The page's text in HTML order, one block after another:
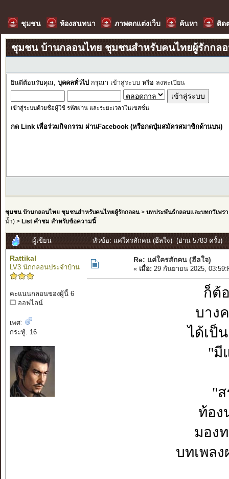
ชุมชน ห้องสนทนา ภาพตกแต่งเว็บ ค้นหา ติด
ชุมชน บ้านกลอนไทย ชุมชนสำหรับคนไทยผู้รักกล
ยินดีต้อนรับคุณ, บุคคลทั่วไป กรุณา เข้าสู่ระบบ หรือ ลงทะเบียน
เข้าสู่ระบบด้วยชื่อผู้ใช้ รหัสผ่าน และระยะเวลาในเซสชั่น
กด Link เพื่อร่วมกิจกรรม ผ่านFacebook (หรือกดปุ่มสมัครสมาชิกด้านบน)
ชุมชน บ้านกลอนไทย ชุมชนสำหรับคนไทยผู้รักกลอน> บทประพันธ์กลอนและบทกวีเพรา
น้ำ) > List คำชม สำหรับข้อความนี้
ผู้เขียน หัวข้อ: แค่ใครสักคน (ฮีลใจ) (อ่าน 5783 ครั้ง)
Rattikal
LV3 นักกลอนประจำบ้าน
คะแนนกลอนของผู้นี้ 6
ออฟไลน์
เพศ:
กระทู้: 16
Re: แค่ใครสักคน (ฮีลใจ)
« เมื่อ: 29 กันยายน 2025,
ก็ต้
บาง
ได้เป็
"มี
"
ท้อง
มอง
บทเพล